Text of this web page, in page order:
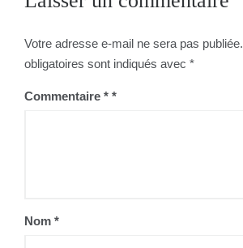
Votre adresse e-mail ne sera pas publiée.
obligatoires sont indiqués avec *
Commentaire *
Nom *